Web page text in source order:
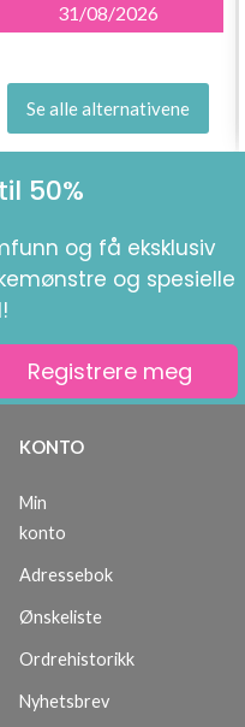
31/08/2026
Se alle alternativene
50%
og få eksklusiv
og spesielle
Registrere meg
KONTO
Min
konto
Adressebok
Ønskeliste
Ordrehistorikk
Nyhetsbrev